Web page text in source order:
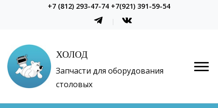
+7 (812) 293-47-74 +7(921) 391-59-54
ХОЛОД
Запчасти для оборудования
столовых